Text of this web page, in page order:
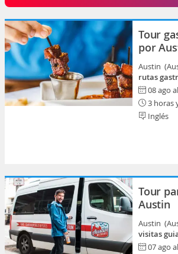
Tour
por
Austin
rutas
08 ago
3 horas
Inglés
Tour
Austin
Austin
visitas
07 ago